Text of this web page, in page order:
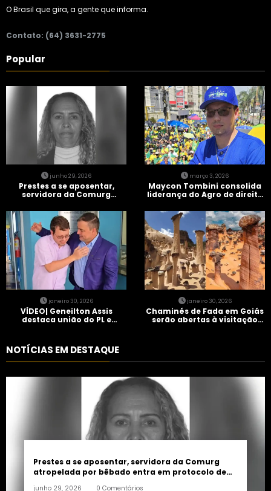
O Brasil que gira, a gente que informa.
Contato: (64) 3631-2775
Popular
junho 29, 2026
Prestes a se aposentar,
servidora da Comurg
entra em protocolo de
morte encefálica
março 3, 2026
Maycon Tombini consolida
liderança do Agro de direita
Brasil” em Goiânia
janeiro 30, 2026
VÍDEO| Geneilton Assis
destaca união do PL e
janeiro 30, 2026
Chaminés de Fada em Goiás
serão abertas à visitação
NOTÍCIAS EM DESTAQUE
Prestes a se aposentar, servidora da Comurg
atropelada por bêbado entra em protocolo de
junho 29, 2026 0 Comentários